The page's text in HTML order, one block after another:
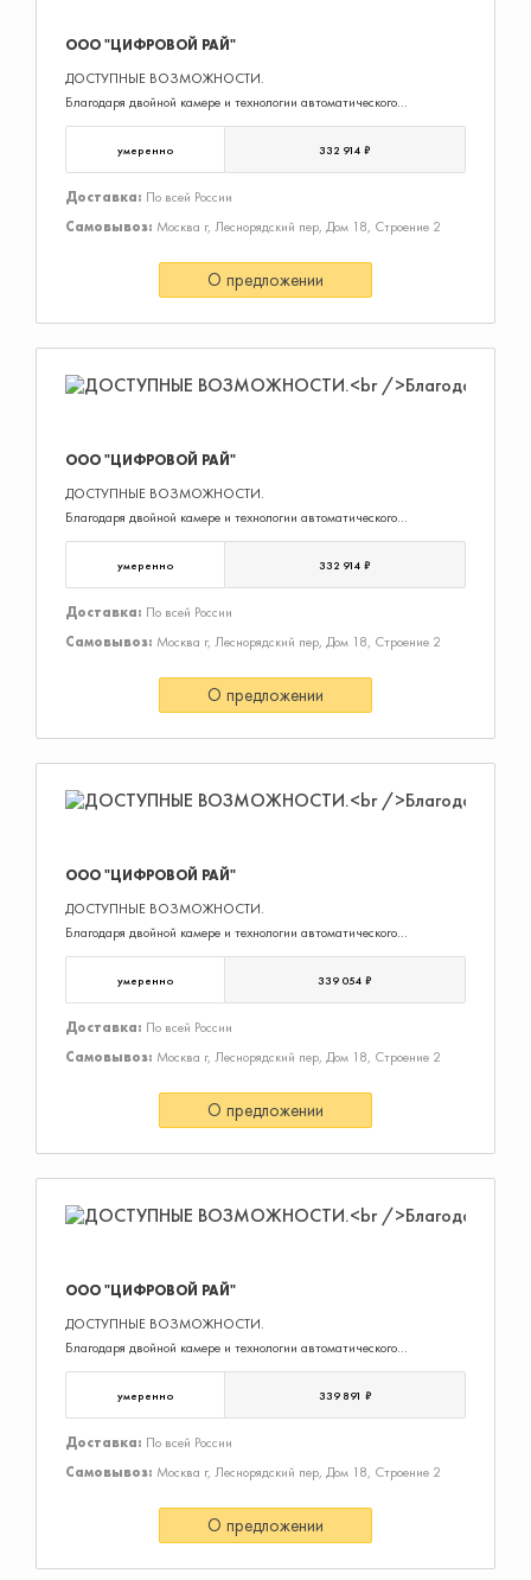
ООО "ЦИФРОВОЙ РАЙ"
ДОСТУПНЫЕ ВОЗМОЖНОСТИ.
Благодаря двойной камере и технологии автоматического
кадрирования RightSight 2 видеосистемы Rally Bar Mini все
участники беседы всегда будут в кадре. Воспользуйтесь режимом
Speaker View, чтобы система фокусир
умеренно 332 914 ₽
Доставка: По всей России
Самовывоз: Москва г, Леснорядский пер, Дом 18, Строение 2
О предложении
ООО "ЦИФРОВОЙ РАЙ"
ДОСТУПНЫЕ ВОЗМОЖНОСТИ.
Благодаря двойной камере и технологии автоматического
кадрирования RightSight 2 видеосистемы Rally Bar Mini все
участники беседы всегда будут в кадре. Воспользуйтесь режимом
Speaker View, чтобы система фокусир
умеренно 332 914 ₽
Доставка: По всей России
Самовывоз: Москва г, Леснорядский пер, Дом 18, Строение 2
О предложении
ООО "ЦИФРОВОЙ РАЙ"
ДОСТУПНЫЕ ВОЗМОЖНОСТИ.
Благодаря двойной камере и технологии автоматического
кадрирования RightSight 2 видеосистемы Rally Bar Mini все
участники беседы всегда будут в кадре. Воспользуйтесь режимом
Speaker View, чтобы система фокусир
умеренно 339 054 ₽
Доставка: По всей России
Самовывоз: Москва г, Леснорядский пер, Дом 18, Строение 2
О предложении
ООО "ЦИФРОВОЙ РАЙ"
ДОСТУПНЫЕ ВОЗМОЖНОСТИ.
Благодаря двойной камере и технологии автоматического
кадрирования RightSight 2 видеосистемы Rally Bar Mini все
участники беседы всегда будут в кадре. Воспользуйтесь режимом
Speaker View, чтобы система фокусир
умеренно 339 891 ₽
Доставка: По всей России
Самовывоз: Москва г, Леснорядский пер, Дом 18, Строение 2
О предложении